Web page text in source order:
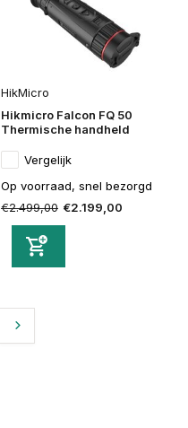
HikMicro
Hikmicro Falcon FQ 50
Thermische handheld
Vergelijk
Op voorraad, snel bezorgd
€2.499,00 €2.199,00